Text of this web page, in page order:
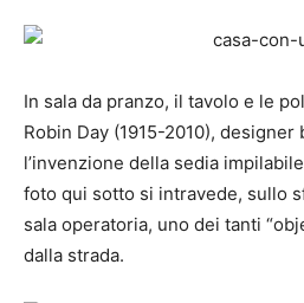
In sala da pranzo, il tavolo e le
Robin Day (1915-2010),
l’invenzione della sedia
foto qui sotto si intravede, sullo
sala operatoria, uno dei tanti
dalla strada.